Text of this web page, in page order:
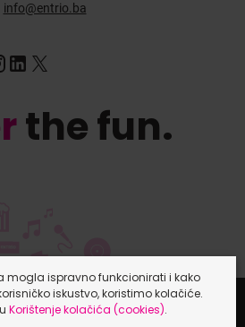
info@entrio.ba
the fun.
Entrio.si
mogla ispravno funkcionirati i kako
iskustvo, koristimo kolačiće.
Korištenje kolačića (cookies).